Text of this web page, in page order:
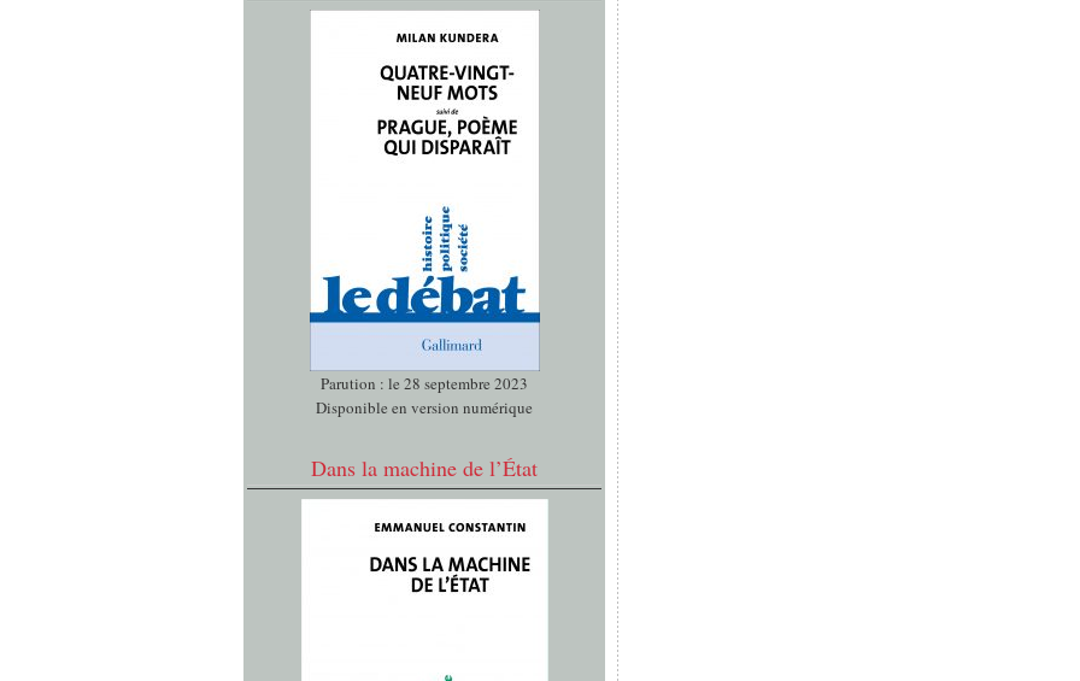
Parution : le 28 septembre 2023
Disponible en version numérique
Dans la machine de l’État